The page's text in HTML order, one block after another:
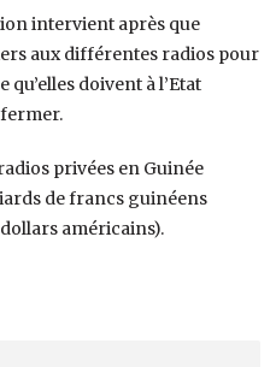
intervient après que
aux différentes radios pour
doivent à l’Etat
fermer.
privées en Guinée
de francs guinéens
américains).